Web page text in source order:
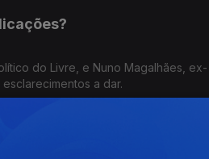
do Livre, e Nuno Magalhães, ex-
a dar.